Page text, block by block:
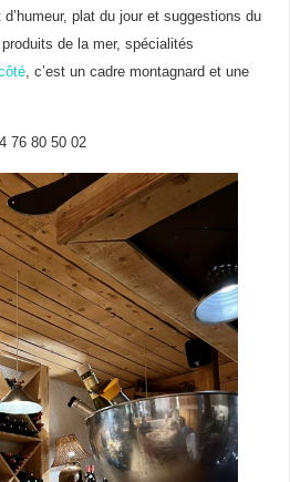
plat du jour et suggestions du
de la mer, spécialités
, c’est un cadre montagnard et une
76 80 50 02